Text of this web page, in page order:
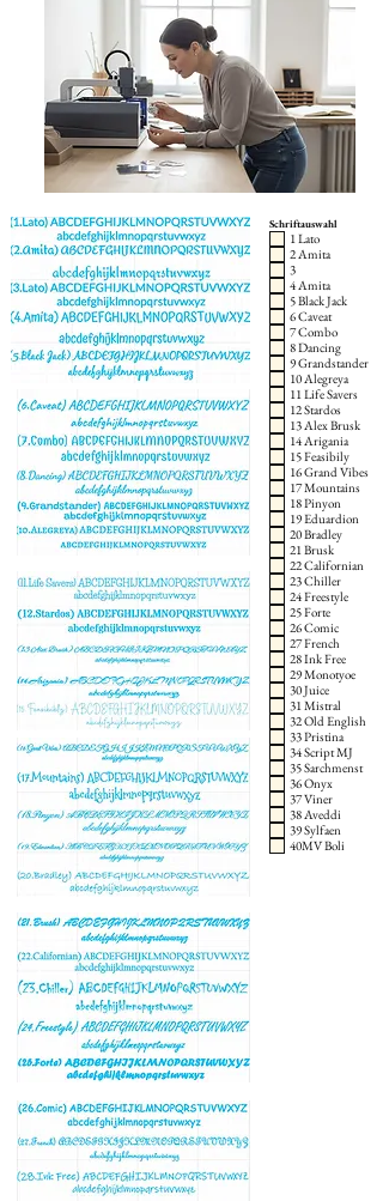
Schriftauswahl
1 Lato
2 Amita
3
4 Amita
5 Black Jack
6 Caveat
7 Combo
8 Dancing
9 Grandstander
10 Alegreya
11 Life Savers
12 Stardos
13 Alex Brusk
14 Arigania
15 Feasibily
16 Grand Vibes
17 Mountains
18 Pinyon
19 Eduardion
20 Bradley
21 Brusk
22 Californian
23 Chiller
24 Freestyle
25 Forte
26 Comic
27 French
28 Ink Free
29 Monotyoe
30 Juice
31 Mistral
32 Old English
33 Pristina
34 Script MJ
35 Sarchmenst
36 Onyx
37 Viner
38 Aveddi
39 Sylfaen
40MV Boli